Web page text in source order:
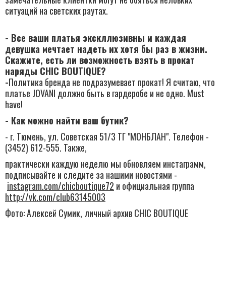
ситуаций на светских раутах.​
- Все ваши платья экскллюзивны и каждая
девушка мечтает надеть их хотя бы раз в жизни.
Скажите, есть ли возможность взять в прокат
наряды CHIC BOUTIQUE?
-Политика бренда не подразумевает прокат! Я считаю, что
платье JOVANI должно быть в гардеробе и не одно.​ Must
have!
- Как можно найти ваш бутик?
- г. Тюмень, ул. Советская 51/3 ТГ "МОНБЛАН". Телефон​ -
(3452) 612-555. Также,
практически каждую неделю мы обновляем инстаграмм,
подписывайте и следите за нашими новостями -​
instagram.com/chicboutique72 и официальная группа
http://vk.com/club63145003
​Фото: Алексей Сумик, личный архив ​CHIC BOUTIQUE